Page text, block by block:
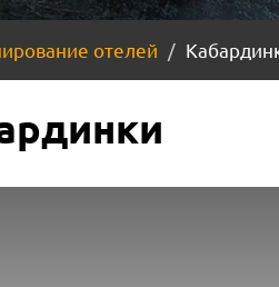
отелей